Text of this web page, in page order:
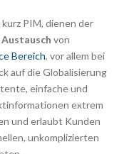
PIM, dienen der
Austausch von
Bereich, vor allem bei
auf die Globalisierung
einfache und
extrem
und erlaubt Kunden
unkomplizierten